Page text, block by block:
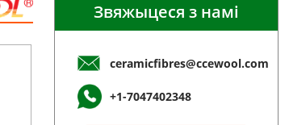
Звяжыцеся з намі
ceramicfibres@ccewool.com
+1-7047402348